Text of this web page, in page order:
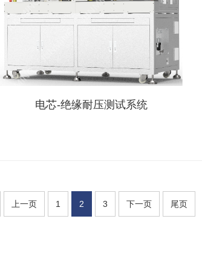
电芯-绝缘耐压测试系统
上一页 1 2 3 下一页 尾页